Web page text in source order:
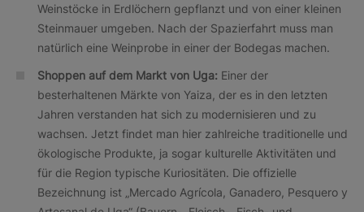
Weinstöcke in Erdlöchern gepflanzt und von einer kleinen
Steinmauer umgeben. Nach der Spazierfahrt muss man
natürlich eine Weinprobe in einer der Bodegas machen.
Shoppen auf dem Markt von Uga: Einer der
besterhaltenen Märkte von Yaiza, der es in den letzten
Jahren verstanden hat sich zu modernisieren und zu
wachsen. Jetzt findet man hier zahlreiche traditionelle und
ökologische Produkte, ja sogar kulturelle Aktivitäten und
für die Region typische Kuriositäten. Die offizielle
Bezeichnung ist „Mercado Agrícola, Ganadero, Pesquero y